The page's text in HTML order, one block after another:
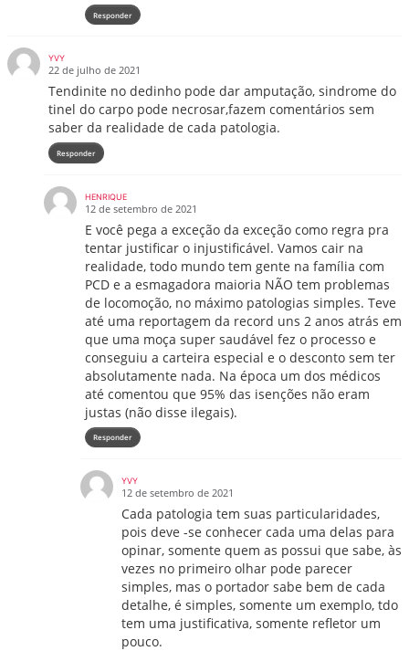
Responder
YVY
22 de julho de 2021
Tendinite no dedinho pode dar amputação, sindrome do
tinel do carpo pode necrosar,fazem comentários sem
saber da realidade de cada patologia.
Responder
HENRIQUE
12 de setembro de 2021
E você pega a exceção da exceção como regra pra
tentar justificar o injustificável. Vamos cair na
realidade, todo mundo tem gente na família com
PCD e a esmagadora maioria NÃO tem problemas
de locomoção, no máximo patologias simples. Teve
até uma reportagem da record uns 2 anos atrás em
que uma moça super saudável fez o processo e
conseguiu a carteira especial e o desconto sem ter
absolutamente nada. Na época um dos médicos
até comentou que 95% das isenções não eram
justas (não disse ilegais).
Responder
YVY
12 de setembro de 2021
Cada patologia tem suas particularidades,
pois deve -se conhecer cada uma delas para
opinar, somente quem as possui que sabe, às
vezes no primeiro olhar pode parecer
simples, mas o portador sabe bem de cada
detalhe, é simples, somente um exemplo, tdo
tem uma justificativa, somente refletor um
pouco.